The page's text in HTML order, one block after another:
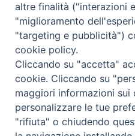
Celebrazione prenatalizia
per il personale
dell’Ordinariato
altre finalità ("interazioni
"miglioramento
"targeting e pubblicità")
cookie policy.
Cliccando su "accetta"
cookie. Cliccando su
maggiori informazioni
personalizzare le tue
"rifiuta" o chiudendo